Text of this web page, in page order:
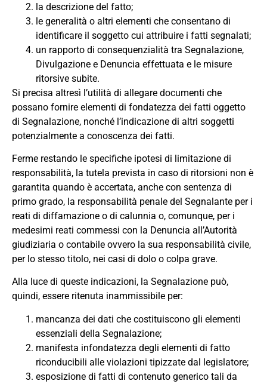
la descrizione del fatto;
le generalità o altri elementi che consentano di
identificare il soggetto cui attribuire i fatti segnalati;
un rapporto di consequenzialità tra Segnalazione,
Divulgazione e Denuncia effettuata e le misure
ritorsive subite.
Si precisa altresì l’utilità di allegare documenti che
possano fornire elementi di fondatezza dei fatti oggetto
di Segnalazione, nonché l’indicazione di altri soggetti
potenzialmente a conoscenza dei fatti.
Ferme restando le specifiche ipotesi di limitazione di
responsabilità, la tutela prevista in caso di ritorsioni non è
garantita quando è accertata, anche con sentenza di
primo grado, la responsabilità penale del Segnalante per i
reati di diffamazione o di calunnia o, comunque, per i
medesimi reati commessi con la Denuncia all’Autorità
giudiziaria o contabile ovvero la sua responsabilità civile,
per lo stesso titolo, nei casi di dolo o colpa grave.
Alla luce di queste indicazioni, la Segnalazione può,
quindi, essere ritenuta inammissibile per:
mancanza dei dati che costituiscono gli elementi
essenziali della Segnalazione;
manifesta infondatezza degli elementi di fatto
riconducibili alle violazioni tipizzate dal legislatore;
esposizione di fatti di contenuto generico tali da